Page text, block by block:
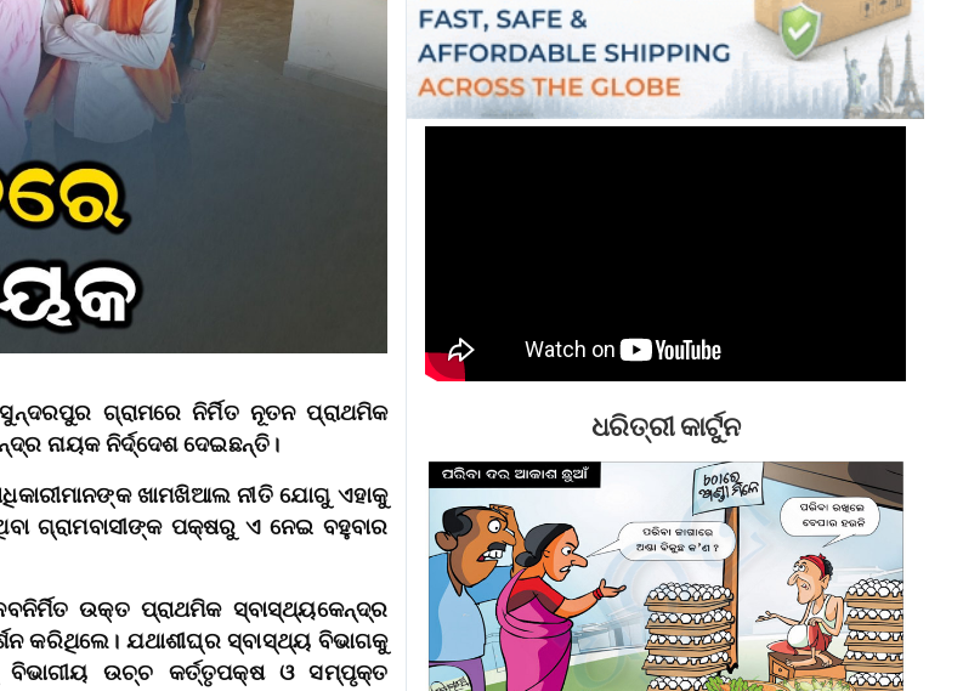
ଗ୍ରାମରେ ନିର୍ମିତ ନୂତନ ପ୍ରାଥମିକ
ନାୟକ ନିର୍ଦ୍ଦେଶ ଦେଇଛନ୍ତି।
ଖାମଖିଆଲ ନୀତି ଯୋଗୁ ଏହାକୁ
ଗ୍ରାମବାସୀଙ୍କ ପକ୍ଷରୁ ଏ ନେଇ ବହୁବାର
ଉକ୍ତ ପ୍ରାଥମିକ ସ୍ବାସ୍ଥ୍ୟକେନ୍ଦ୍ର
କରିଥିଲେ। ଯଥାଶୀଘ୍ର ସ୍ବାସ୍ଥ୍ୟ ବିଭାଗକୁ
ବିଭାଗୀୟ ଉଚ୍ଚ କର୍ତ୍ତୃପକ୍ଷ ଓ ସମ୍ପୃକ୍ତ
ଧରିତ୍ରୀ କାର୍ଟୁନ